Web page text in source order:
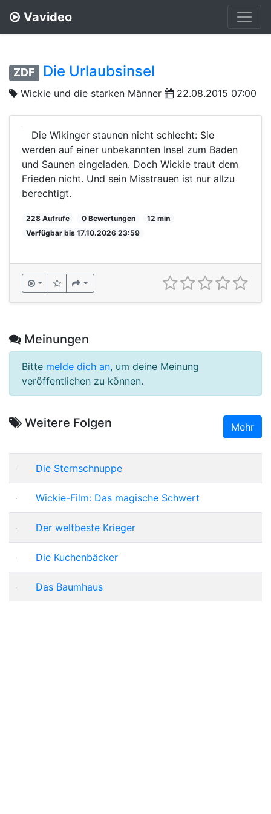
Vavideo
ZDF Die Urlaubsinsel
Wickie und die starken Männer 22.08.2015 07:00
Die Wikinger staunen nicht schlecht: Sie
werden auf einer unbekannten Insel zum Baden
und Saunen eingeladen. Doch Wickie traut dem
Frieden nicht. Und sein Misstrauen ist nur allzu
berechtigt.
228 Aufrufe 0 Bewertungen
12 min
Verfügbar bis 17.10.2026 23:59
Meinungen
Bitte melde dich an, um deine Meinung
veröffentlichen zu können.
Weitere Folgen Mehr
Die Sternschnuppe
Wickie-Film: Das magische Schwert
Der weltbeste Krieger
Die Kuchenbäcker
Das Baumhaus